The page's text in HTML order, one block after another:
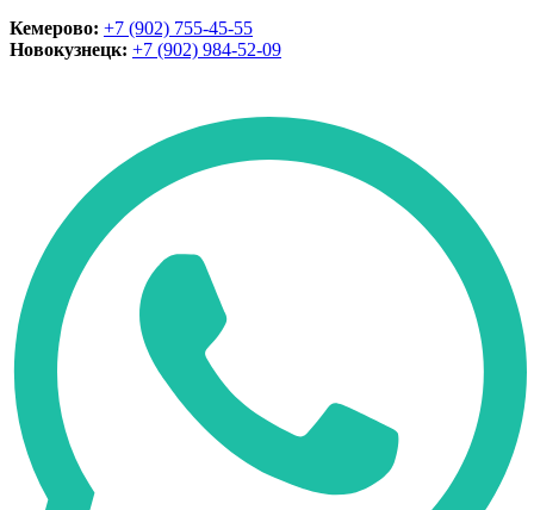
Кемерово: +7 (902) 755-45-55
Новокузнецк: +7 (902) 984-52-09